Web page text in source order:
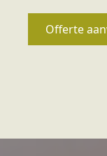
Offerte